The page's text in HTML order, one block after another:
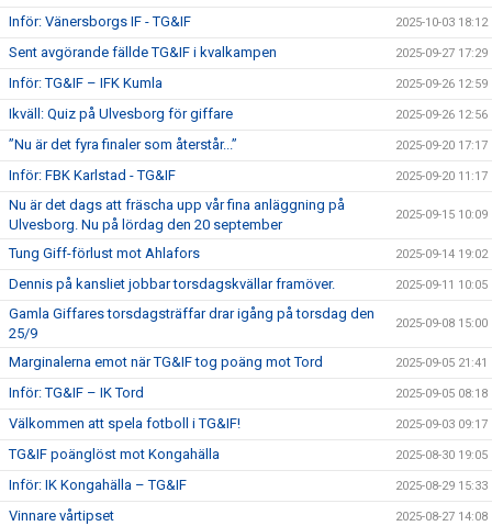
Inför: Vänersborgs IF - TG&IF 2025-10-03 18:12
Sent avgörande fällde TG&IF i kvalkampen 2025-09-27 17:29
Inför: TG&IF – IFK Kumla 2025-09-26 12:59
Ikväll: Quiz på Ulvesborg för giffare 2025-09-26 12:56
”Nu är det fyra finaler som återstår...” 2025-09-20 17:17
Inför: FBK Karlstad - TG&IF 2025-09-20 11:17
Nu är det dags att fräscha upp vår fina anläggning på
Ulvesborg. Nu på lördag den 20 september
2025-09-15 10:09
Tung Giff-förlust mot Ahlafors 2025-09-14 19:02
Dennis på kansliet jobbar torsdagskvällar framöver. 2025-09-11 10:05
Gamla Giffares torsdagsträffar drar igång på torsdag den
25/9
2025-09-08 15:00
Marginalerna emot när TG&IF tog poäng mot Tord 2025-09-05 21:41
Inför: TG&IF – IK Tord 2025-09-05 08:18
Välkommen att spela fotboll i TG&IF! 2025-09-03 09:17
TG&IF poänglöst mot Kongahälla 2025-08-30 19:05
Inför: IK Kongahälla – TG&IF 2025-08-29 15:33
Vinnare vårtipset 2025-08-27 14:08